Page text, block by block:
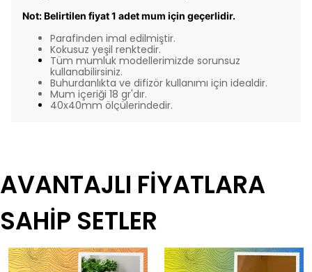
Not:Belirtilen fiyat1 adet mum için geçerlidir.
Parafinden imal edilmiştir.
Kokusuz yeşil renktedir.
Tüm mumluk modellerimizde sorunsuz
kullanabilirsiniz.
Buhurdanlıkta ve difizör kullanımı için idealdir.
Mum içeriği 18 gr'dır.
40x40mm ölçülerindedir.
AVANTAJLI FİYATLARA
SAHİP SETLER